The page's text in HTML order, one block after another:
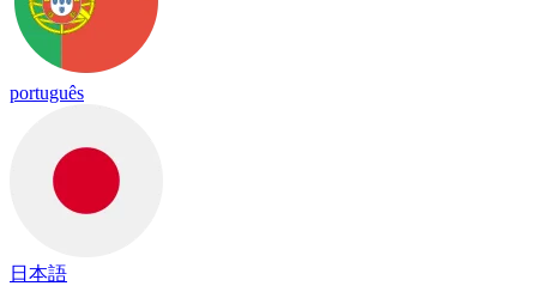
português
日本語